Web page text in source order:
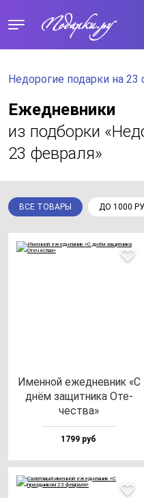
Недорогие подарки на 23
Ежедневники
из подборки
23 февраля»
ВСЕ ТОВАРЫ ДО 1000
Имен­ной ежед­нев­ник «С
днём за­щит­ни­ка Оте­
чес­тва»
1799 руб